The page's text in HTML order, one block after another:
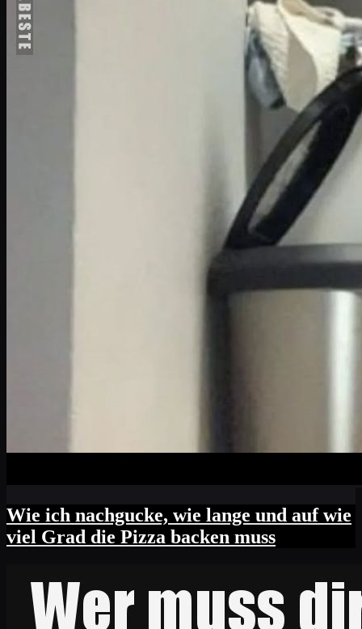
Wie ich nachgucke, wie lange und auf wie
viel Grad die Pizza backen muss